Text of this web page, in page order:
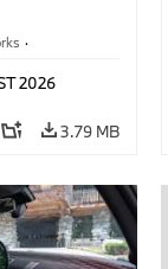
·
2026
3.79 MB